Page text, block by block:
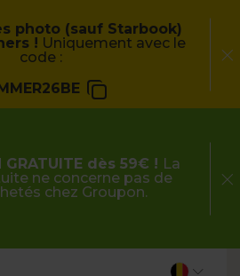
photo (sauf Starbook)
! Uniquement avec le
code :
GRATUITE dès 59€ ! La
ne concerne pas de
chez Groupon.